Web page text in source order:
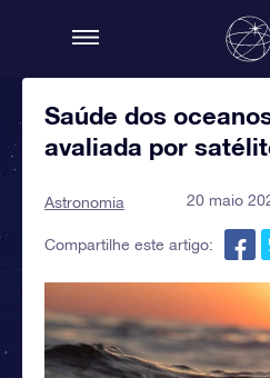
Saúde dos
avaliada por
Astronomia 20 maio
Compartilhe este artigo: